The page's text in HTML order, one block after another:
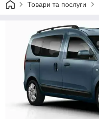
Товари та послуги